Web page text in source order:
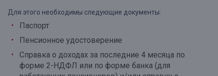
Для этого необходимы следующие документы:
Паспорт
Пенсионное удостоверение
Справка о доходах за последние 4 месяца по
форме 2-НДФЛ или по форме банка (для